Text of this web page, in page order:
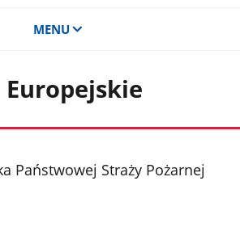
MENU
Europejskie
Państwowej Straży Pożarnej